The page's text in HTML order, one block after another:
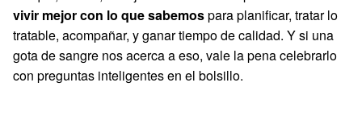
vivir mejor con lo que sabemospara planificar, tratar lo
tratable, acompañar, y ganar tiempo de calidad. Y si una
gota de sangre nos acerca a eso, vale la pena celebrarlo
con preguntas inteligentes en el bolsillo.